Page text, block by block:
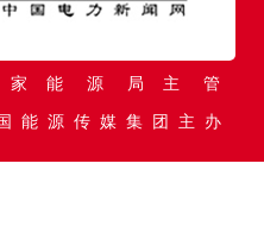
家 能 源 局 主 管
能 源 传 媒 集 团 主 办